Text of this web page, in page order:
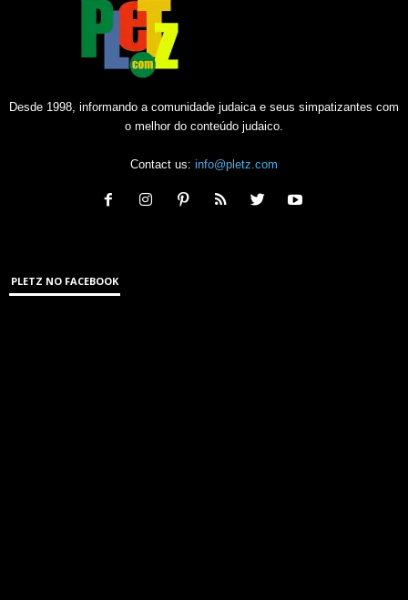
Desde 1998, informando a comunidade judaica e seus simpatizantes com
o melhor do conteúdo judaico.
Contact us: info@pletz.com
PLETZ NO FACEBOOK